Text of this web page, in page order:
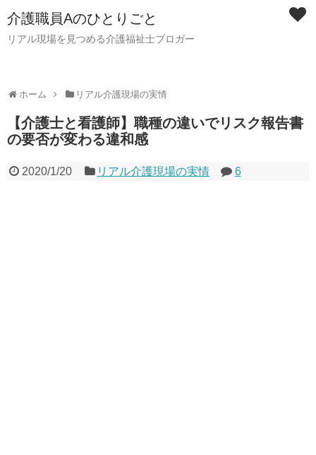
介護職員Aのひとりごと
リアル現場を見つめる介護福祉士ブロガー
ホーム リアル介護現場の実情
【介護士と看護師】職種の違いでリスク報告書
の要否が変わる違和感
2020/1/20 リアル介護現場の実情 6